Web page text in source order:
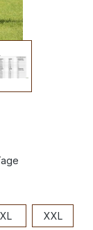
XL XXL